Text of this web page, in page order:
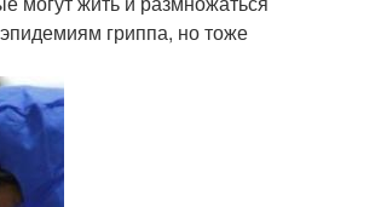
гриппа, но тоже